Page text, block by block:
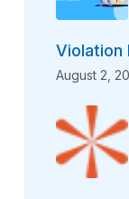
Violation
August 2,